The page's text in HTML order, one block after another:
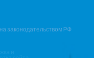
законодательством РФ
и